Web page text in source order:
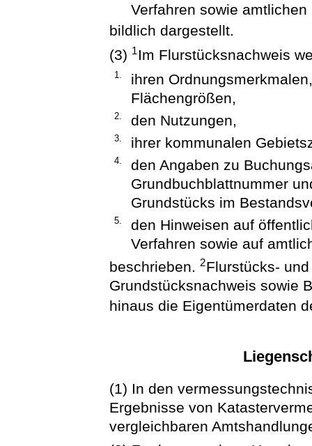
Verfahren sowie
bildlich dargestellt.
(3) 1 Im Flurstücksnachweis
1.
ihren
Flächengrößen,
2. den Nutzungen,
3. ihrer kommunalen
4.
den Angaben zu
Grundbuchblattnummer
Grundstücks im
5.
den Hinweisen auf
Verfahren sowie auf
beschrieben.2Flurstücks-
Grundstücksnachweis sowie
hinaus die Eigentümerdaten
(1) In den
Ergebnisse von
vergleichbaren